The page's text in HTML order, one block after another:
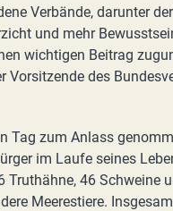
Verbände, darunter
und mehr
wichtigen Beitrag
Vorsitzende des
Tag zum Anlass
im Laufe seines
Truthähne, 46 Schweine
Meerestiere.